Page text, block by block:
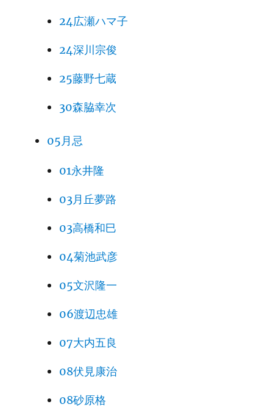
24広瀬ハマ子
24深川宗俊
25藤野七蔵
30森脇幸次
05月忌
01永井隆
03月丘夢路
03高橋和巳
04菊池武彦
05文沢隆一
06渡辺忠雄
07大内五良
08伏見康治
08砂原格